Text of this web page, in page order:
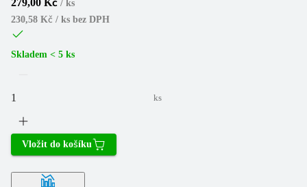
279,00 Kč / ks
230,58 Kč / ks bez DPH
Skladem < 5 ks
ks
Vložit do košíku